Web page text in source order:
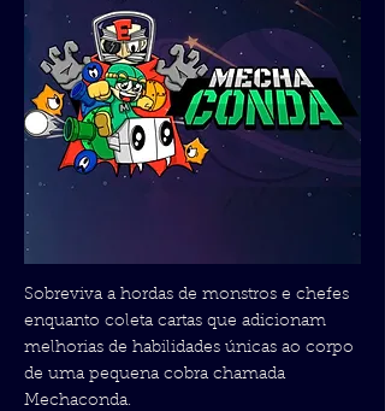
Sobreviva a hordas de monstros e chefes
enquanto coleta cartas que adicionam
melhorias de habilidades únicas ao corpo
de uma pequena cobra chamada
Mechaconda.